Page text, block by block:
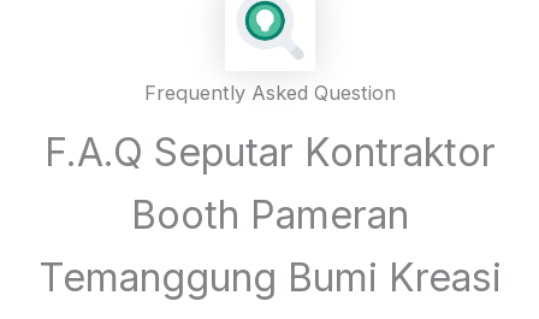
Frequently Asked Question
F.A.Q Seputar Kontraktor
Booth Pameran
Temanggung Bumi Kreasi